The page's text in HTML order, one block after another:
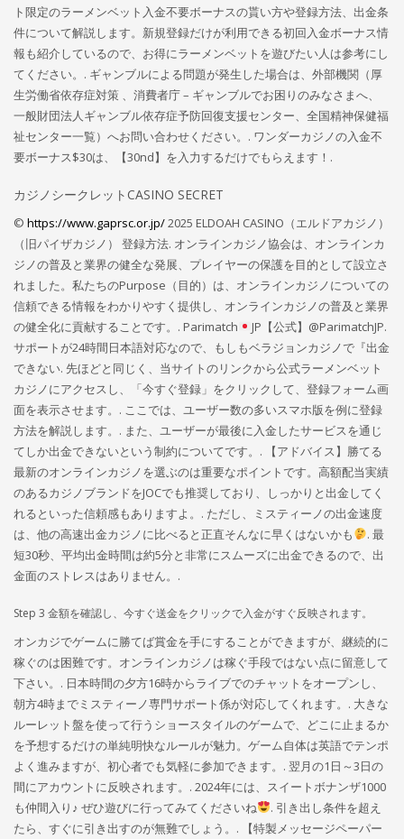
ト限定のラーメンベット入金不要ボーナスの貰い方や登録方法、出金条
件について解説します。新規登録だけが利用できる初回入金ボーナス情
報も紹介しているので、お得にラーメンベットを遊びたい人は参考にし
てください。. ギャンブルによる問題が発生した場合は、外部機関（厚
生労働省依存症対策 、消費者庁 – ギャンブルでお困りのみなさまへ、
一般財団法人ギャンブル依存症予防回復支援センター、全国精神保健福
祉センター一覧）へお問い合わせください。. ワンダーカジノの入金不
要ボーナス$30は、【30nd】を入力するだけでもらえます！.
カジノシークレットCASINO SECRET
© https://www.gaprsc.or.jp/2025 ELDOAH CASINO（エルドアカジノ）
（旧パイザカジノ） 登録方法. オンラインカジノ協会は、オンラインカ
ジノの普及と業界の健全な発展、プレイヤーの保護を目的として設立さ
れました。私たちのPurpose（目的）は、オンラインカジノについての
信頼できる情報をわかりやすく提供し、オンラインカジノの普及と業界
の健全化に貢献することです。. Parimatch
JP【公式】@ParimatchJP.
サポートが24時間日本語対応なので、もしもベラジョンカジノで『出金
できない. 先ほどと同じく、当サイトのリンクから公式ラーメンベット
カジノにアクセスし、「今すぐ登録」をクリックして、登録フォーム画
面を表示させます。. ここでは、ユーザー数の多いスマホ版を例に登録
方法を解説します。. また、ユーザーが最後に入金したサービスを通じ
てしか出金できないという制約についてです。. 【アドバイス】勝てる
最新のオンラインカジノを選ぶのは重要なポイントです。高額配当実績
のあるカジノブランドをJOCでも推奨しており、しっかりと出金してく
れるといった信頼感もありますよ。. ただし、ミスティーノの出金速度
は、他の高速出金カジノに比べると正直そんなに早くはないかも
. 最
短30秒、平均出金時間は約5分と非常にスムーズに出金できるので、出
金面のストレスはありません。.
Step 3 金額を確認し、今すぐ送金をクリックで入金がすぐ反映されます。
オンカジでゲームに勝てば賞金を手にすることができますが、継続的に
稼ぐのは困難です。オンラインカジノは稼ぐ手段ではない点に留意して
下さい。. 日本時間の夕方16時からライブでのチャットをオープンし、
朝方4時までミスティーノ専門サポート係が対応してくれます。. 大きな
ルーレット盤を使って行うショースタイルのゲームで、どこに止まるか
を予想するだけの単純明快なルールが魅力。ゲーム自体は英語でテンポ
よく進みますが、初心者でも気軽に参加できます。. 翌月の1日～3日の
間にアカウントに反映されます。. 2024年には、スイートボナンザ1000
も仲間入り♪ ぜひ遊びに行ってみてくださいね
. 引き出し条件を超え
たら、すぐに引き出すのが無難でしょう。. 【特製メッセージペーパー